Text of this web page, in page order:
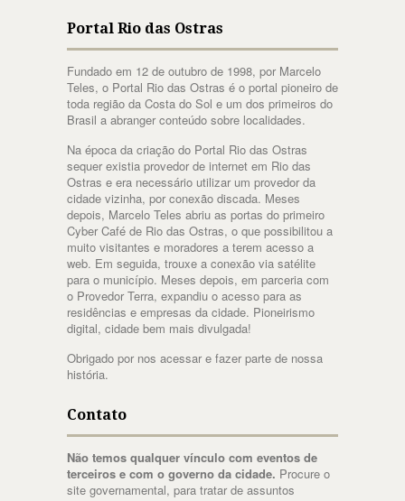
Portal Rio das Ostras
Fundado em 12 de outubro de 1998, por Marcelo
Teles, o Portal Rio das Ostras é o portal pioneiro de
toda região da Costa do Sol e um dos primeiros do
Brasil a abranger conteúdo sobre localidades.
Na época da criação do Portal Rio das Ostras
sequer existia provedor de internet em Rio das
Ostras e era necessário utilizar um provedor da
cidade vizinha, por conexão discada. Meses
depois, Marcelo Teles abriu as portas do primeiro
Cyber Café de Rio das Ostras, o que possibilitou a
muito visitantes e moradores a terem acesso a
web. Em seguida, trouxe a conexão via satélite
para o município. Meses depois, em parceria com
o Provedor Terra, expandiu o acesso para as
residências e empresas da cidade. Pioneirismo
digital, cidade bem mais divulgada!
Obrigado por nos acessar e fazer parte de nossa
história.
Contato
Não temos qualquer vínculo com eventos de
terceiros e com o governo da cidade. Procure o
site governamental, para tratar de assuntos